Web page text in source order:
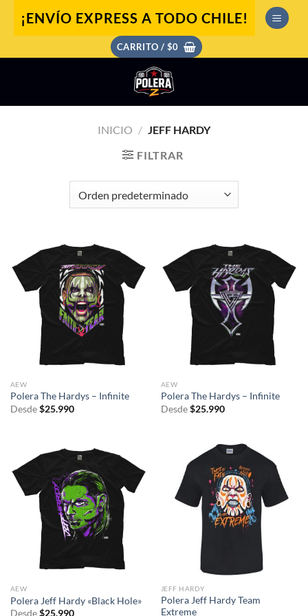
¡ENVÍO EXPRESS A TODO CHILE!
CARRITO / $0
INICIO / JEFF HARDY
FILTRAR
AEW
Polera The Hardys – Infinite
Desde $25.990
AEW
Polera The Hardys – Infinite
Desde $25.990
AEW
Polera Jeff Hardy «Black Hole»
Desde $25.990
JEFF HARDY
Polera Jeff Hardy Team
Extreme